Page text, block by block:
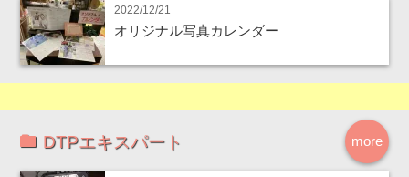
2022/12/21
オリジナル写真カレンダー
more
DTPエキスパート